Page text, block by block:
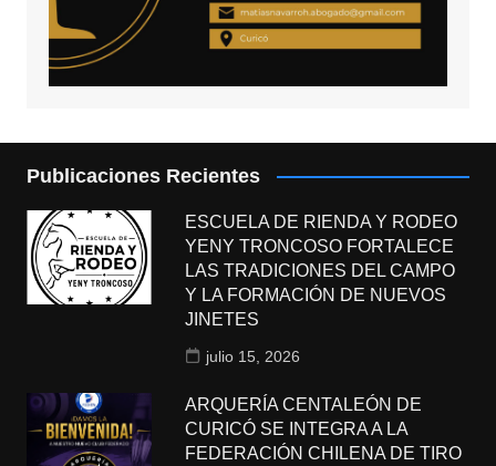
Publicaciones Recientes
ESCUELA DE RIENDA Y RODEO
YENY TRONCOSO FORTALECE
LAS TRADICIONES DEL CAMPO
Y LA FORMACIÓN DE NUEVOS
JINETES
julio 15, 2026
ARQUERÍA CENTALEÓN DE
CURICÓ SE INTEGRA A LA
FEDERACIÓN CHILENA DE TIRO